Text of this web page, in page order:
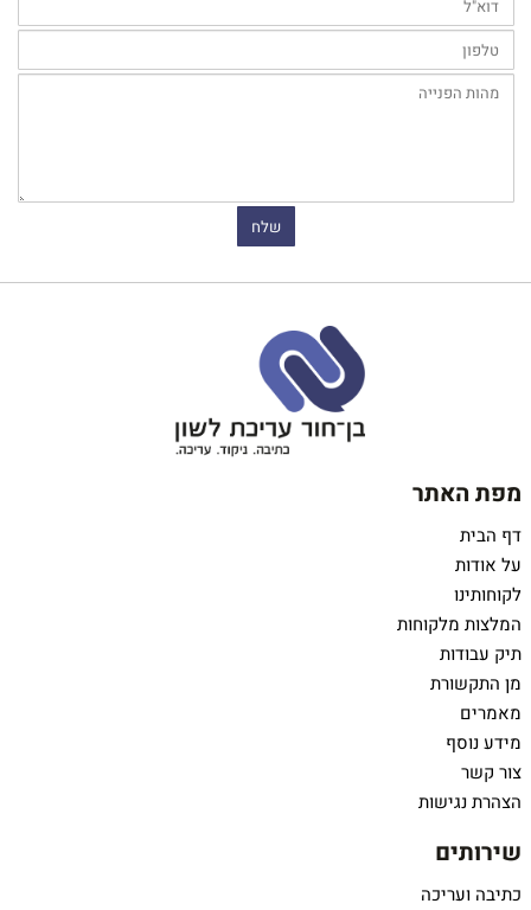
מפת האתר
דף הבית
על אודות
לקוחותינו
המלצות מלקוחות
תיק עבודות
מן התקשורת
מאמרים
מידע נוסף
צור קשר
הצהרת נגישות
שירותים
כתיבה ועריכה